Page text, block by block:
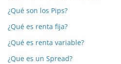
¿Qué son los Pips?
¿Qué es renta fija?
¿Qué es renta variable?
¿Que es un Spread?